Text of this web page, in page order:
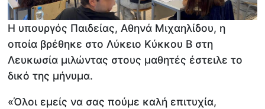
Η υπουργός Παιδείας, Αθηνά Μιχαηλίδου, η
οποία βρέθηκε στο Λύκειο Κύκκου Β στη
Λευκωσία μιλώντας στους μαθητές έστειλε το
δικό της μήνυμα.
«Όλοι εμείς να σας πούμε καλή επιτυχία,